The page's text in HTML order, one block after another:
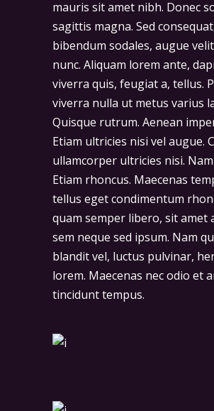
mauris sit amet nibh. Donec
sagittis magna. Sed
bibendum sodales, augue
nunc. Aliquam lorem ante,
viverra quis, feugiat a, tellus.
viverra nulla ut metus varius
Quisque rutrum. Aenean
Etiam ultricies nisi vel augue.
ullamcorper ultricies nisi.
Etiam rhoncus. Maecenas
tellus eget condimentum
quam semper libero, sit amet
sem neque sed ipsum. Nam
blandit vel, luctus pulvinar,
lorem. Maecenas nec odio et
tincidunt tempus.